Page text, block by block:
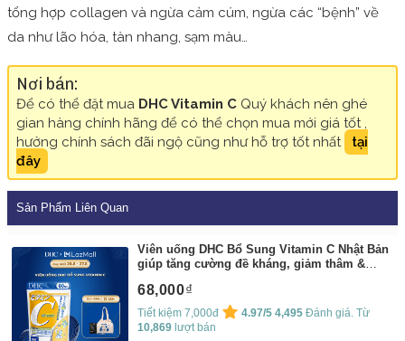
tổng hợp collagen và ngừa cảm cúm, ngừa các “bệnh” về
da như lão hóa, tàn nhang, sạm màu…
Nơi bán:
Để có thể đặt mua DHC Vitamin C Quý khách nên ghé
gian hàng chính hãng để có thể chọn mua mới giá tốt ,
hưởng chính sách đãi ngộ cũng như hỗ trợ tốt nhất
tại
đây
Sản Phẩm Liên Quan
Viên uống DHC Bổ Sung Vitamin C Nhật Bản
giúp tăng cường đề kháng, giảm thâm &
68,000
Tiết kiệm 7,000đ 4.97/5 4,495 Đánh giá. Từ
10,869 lượt bán